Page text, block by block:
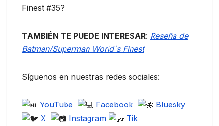
Finest #35?
TAMBIÉN TE PUEDE INTERESAR: Reseña de
Batman/Superman World´s Finest
Síguenos en nuestras redes sociales:
YouTube Facebook
Bluesky
X
Instagram
Tik